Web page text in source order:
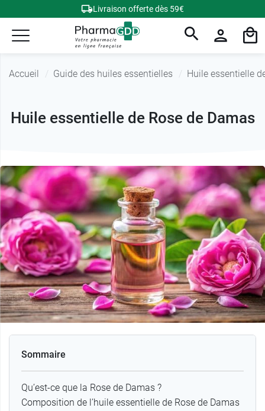
Livraison offerte dès 59€
Accueil Guide des huiles essentielles Huile essentielle
Huile essentielle de Rose de Damas
Sommaire
Qu’est-ce que la Rose de Damas ?
Composition de l’huile essentielle de Rose de Damas